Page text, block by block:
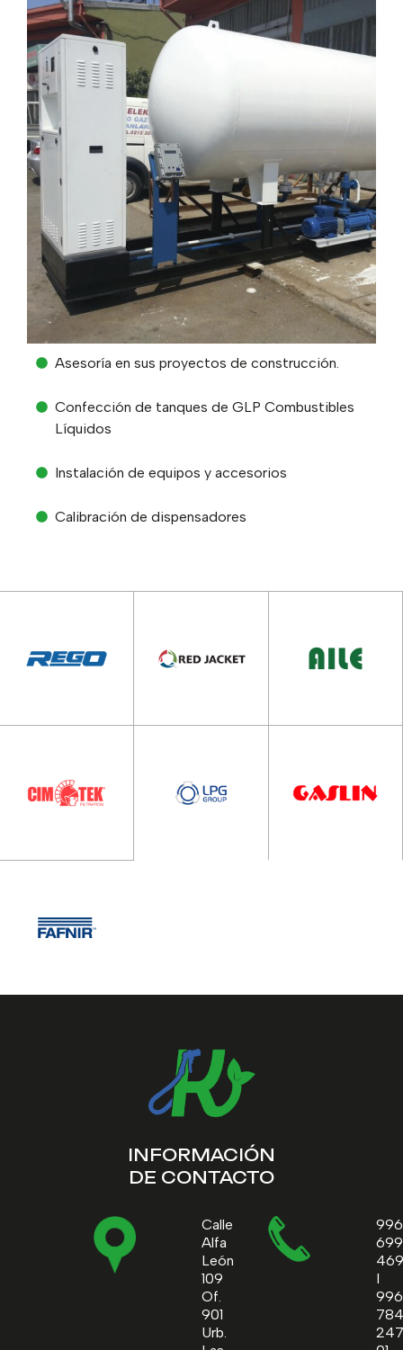
Asesoría en sus proyectos de construcción.
Confección de tanques de GLP Combustibles
Líquidos
Instalación de equipos y accesorios
Calibración de dispensadores
INFORMACIÓN
DE CONTACTO
Calle
Alfa
León
109
Of.
901
Urb.
996
699
469
I
996
784
247